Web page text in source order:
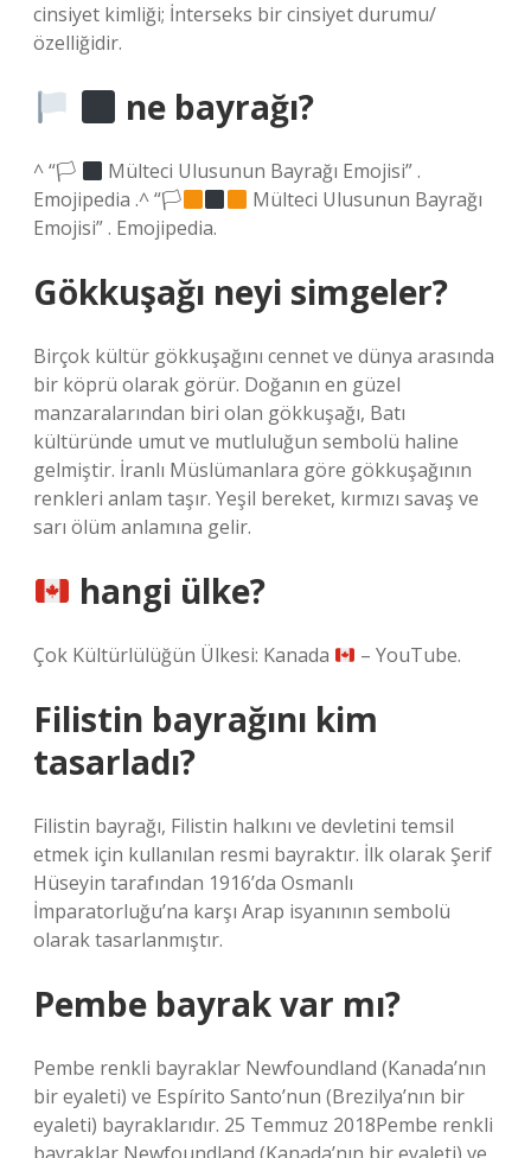
cinsiyet kimliği; İnterseks bir cinsiyet durumu/
özelliğidir.
ne bayrağı?
^ “🏳
Mülteci Ulusunun Bayrağı Emojisi” .
Emojipedia .^ “🏳
Mülteci Ulusunun Bayrağı
Emojisi” . Emojipedia.
Gökkuşağı neyi simgeler?
Birçok kültür gökkuşağını cennet ve dünya arasında
bir köprü olarak görür. Doğanın en güzel
manzaralarından biri olan gökkuşağı, Batı
kültüründe umut ve mutluluğun sembolü haline
gelmiştir. İranlı Müslümanlara göre gökkuşağının
renkleri anlam taşır. Yeşil bereket, kırmızı savaş ve
sarı ölüm anlamına gelir.
hangi ülke?
Çok Kültürlülüğün Ülkesi: Kanada – YouTube.
Filistin bayrağını kim
tasarladı?
Filistin bayrağı, Filistin halkını ve devletini temsil
etmek için kullanılan resmi bayraktır. İlk olarak Şerif
Hüseyin tarafından 1916’da Osmanlı
İmparatorluğu’na karşı Arap isyanının sembolü
olarak tasarlanmıştır.
Pembe bayrak var mı?
Pembe renkli bayraklar Newfoundland (Kanada’nın
bir eyaleti) ve Espírito Santo’nun (Brezilya’nın bir
eyaleti) bayraklarıdır. 25 Temmuz 2018Pembe renkli